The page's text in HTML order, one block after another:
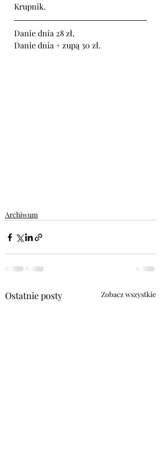
Krupnik.
Danie dnia 28 zł,
Danie dnia + zupą 30 zł.
Archiwum
Ostatnie posty Zobacz wszystkie